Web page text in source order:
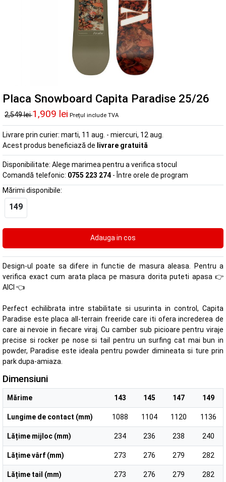
Placa Snowboard Capita Paradise 25/26
2,549 lei1,909 lei Prețul include TVA
Livrare prin curier: marti, 11 aug. - miercuri, 12 aug.
Acest produs beneficiază de livrare gratuită
Disponibilitate: Alege marimea pentru a verifica stocul
Comandă telefonic: 0755 223 274 - Între orele de program
Mărimi disponibile:
149
Design-ul poate sa difere in functie de masura aleasa. Pentru a
verifica exact cum arata placa pe masura dorita puteti apasa 👉
AICI 👈
Perfect echilibrata intre stabilitate si usurinta in control, Capita
Paradise este placa all-terrain freeride care iti ofera increderea de
care ai nevoie in fiecare viraj. Cu camber sub picioare pentru viraje
precise si rocker pe nose si tail pentru un surfing cat mai bun in
powder, Paradise este ideala pentru powder dimineata si ture prin
park dupa-amiaza.
Dimensiuni
Mărime 143 145 147 149
Lungime de contact (mm) 1088 1104 1120 1136
Lățime mijloc (mm) 234 236 238 240
Lățime vârf (mm) 273 276 279 282
Lățime tail (mm) 273 276 279 282